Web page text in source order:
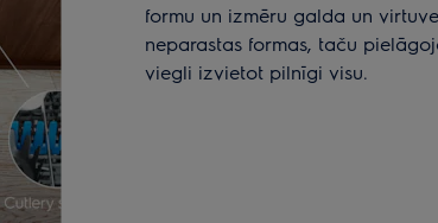
formu un izmēru galda un
neparastas formas, taču
viegli izvietot pilnīgi visu.